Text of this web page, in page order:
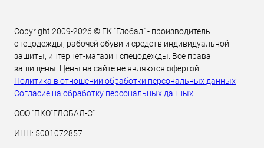
Copyright 2009-2026 © ГК "Глобал" - производитель
спецодежды, рабочей обуви и средств индивидуальной
защиты, интернет-магазин спецодежды. Все права
защищены. Цены на сайте не являются офертой.
Политика в отношении обработки персональных данных
Согласие на обработку персональных данных
ООО "ПКО"ГЛОБАЛ-С"
ИНН: 5001072857